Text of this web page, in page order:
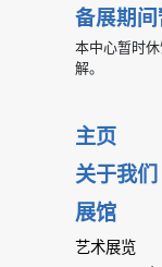
备展期
本中心暂时
解。
主页
关于我们
展馆
艺术展览